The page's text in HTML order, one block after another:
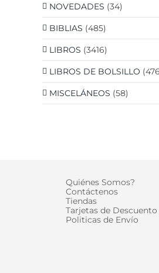
NOVEDADES (34)
BIBLIAS (485)
LIBROS (3416)
LIBROS DE BOLSILLO
MISCELÁNEOS (58)
Quiénes Somos?
Contáctenos
Tiendas
Tarjetas de Descuento
Politicas de Envío